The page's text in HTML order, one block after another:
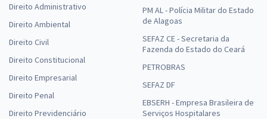
Direito Administrativo
Direito Ambiental
Direito Civil
Direito Constitucional
Direito Empresarial
Direito Penal
Direito Previdenciário
PM AL - Polícia Militar do Estado
de Alagoas
SEFAZ CE - Secretaria da
Fazenda do Estado do Ceará
PETROBRAS
SEFAZ DF
EBSERH - Empresa Brasileira de
Serviços Hospitalares